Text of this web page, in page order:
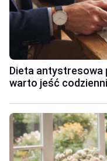
Dieta antystresowa
warto jeść